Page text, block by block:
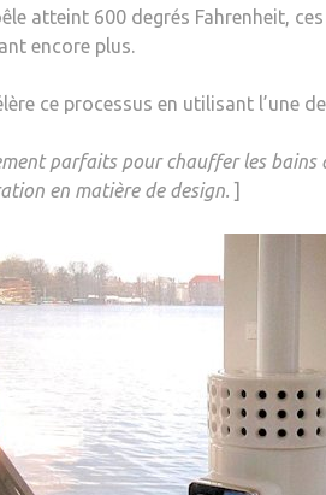
atteint 600 degrés Fahrenheit,
encore plus.
ce processus en utilisant l’une
parfaits pour chauffer les
en matière de design.]